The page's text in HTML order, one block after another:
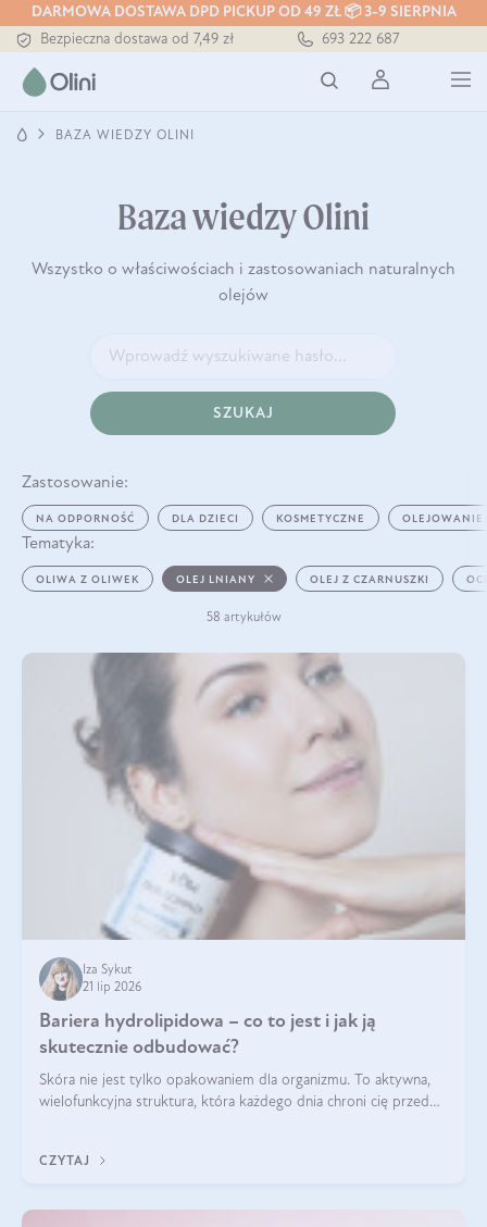
DARMOWA DOSTAWA DPD PICKUP OD 49 ZŁ 📦 3-9 SIERPNIA
Bezpieczna dostawa od 7,49 zł
Darmowa dostawa od 199 zł
Tłoczony zawsze na zimno
693 222 687
BAZA WIEDZY OLINI
Baza wiedzy Olini
Wszystko o właściwościach i zastosowaniach naturalnych
olejów
SZUKAJ
Zastosowanie:
NA ODPORNOŚĆ DLA DZIECI KOSMETYCZNE OLEJOWANIE
Tematyka:
OLIWA Z OLIWEK OLEJ LNIANY OLEJ Z CZARNUSZKI
58 artykułów
Iza Sykut
21 lip 2026
Bariera hydrolipidowa – co to jest i jak ją
skutecznie odbudować?
Skóra nie jest tylko opakowaniem dla organizmu. To aktywna,
wielofunkcyjna struktura, która każdego dnia chroni cię przed
bariera hydrolipidowa.
CZYTAJ